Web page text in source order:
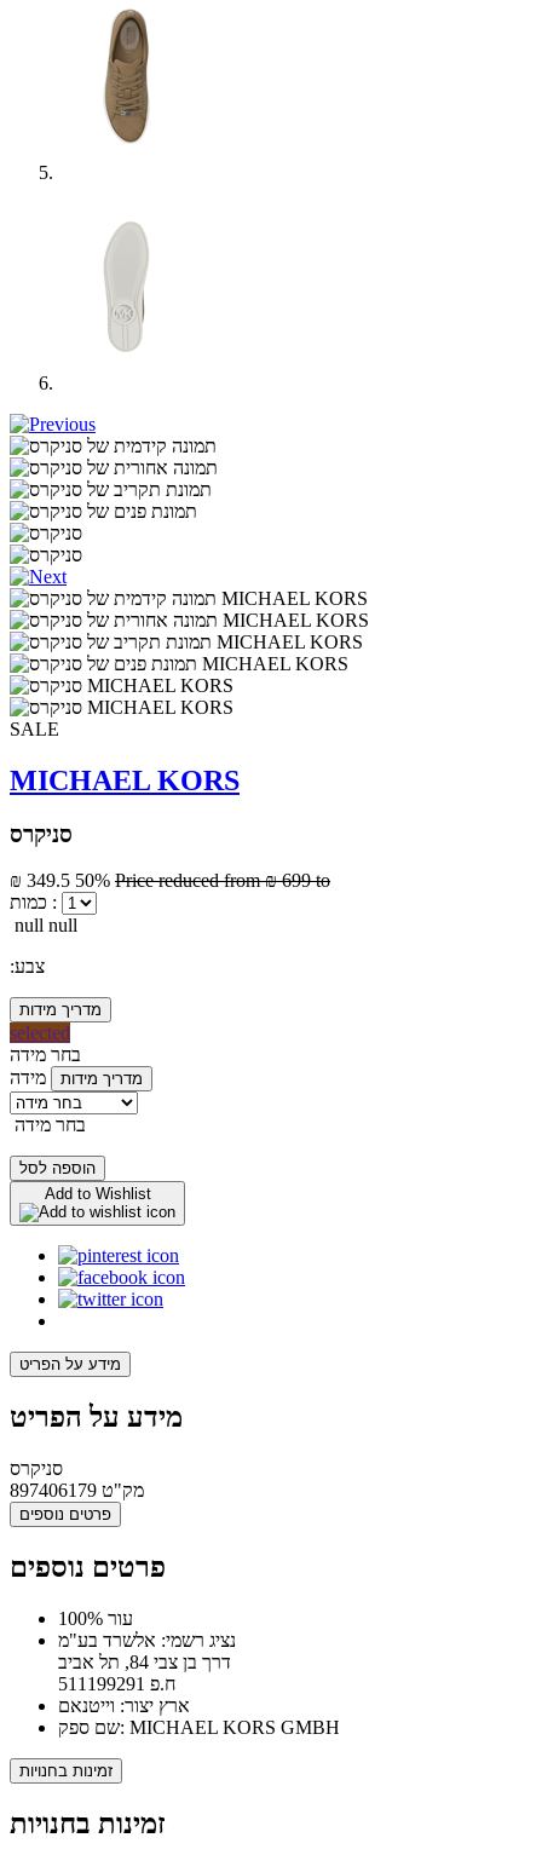
SALE
MICHAEL KORS
סניקרס
₪ 349.5 50% Price reduced from₪ 699 to
כמות :
null null
:צבע
מדריך מידות
selected
בחר מידה
מידה
מדריך מידות
בחר מידה
הוספה לסל
Add to Wishlist
מידע על הפריט
מידע על הפריט
סניקרס
מק"ט 897406179
פרטים נוספים
פרטים נוספים
100% עור
נציג רשמי: אלשרד בע"מ
דרך בן צבי 84, תל אביב
ח.פ 511199291
ארץ יצור: וייטנאם
שם ספק: MICHAEL KORS GMBH
זמינות בחנויות
זמינות בחנויות